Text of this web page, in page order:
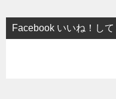
Facebook いいね！して